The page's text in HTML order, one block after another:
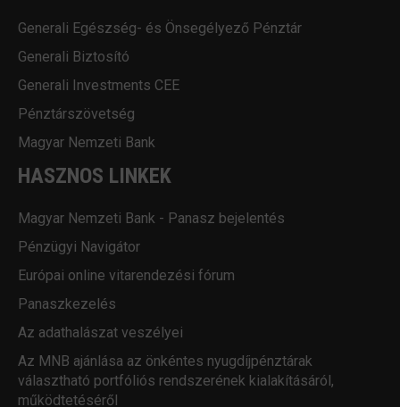
Generali Egészség- és Önsegélyező Pénztár
Generali Biztosító
Generali Investments CEE
Pénztárszövetség
Magyar Nemzeti Bank
HASZNOS LINKEK
Magyar Nemzeti Bank - Panasz bejelentés
Pénzügyi Navigátor
Európai online vitarendezési fórum
Panaszkezelés
Az adathalászat veszélyei
Az MNB ajánlása az önkéntes nyugdíjpénztárak
választható portfóliós rendszerének kialakításáról,
működtetéséről